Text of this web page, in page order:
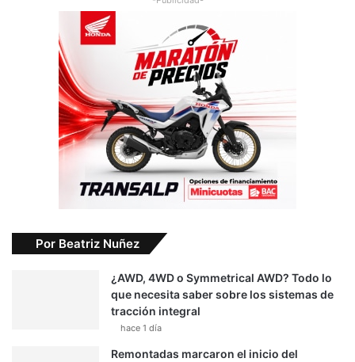
Por Beatriz Nuñez
¿AWD, 4WD o Symmetrical AWD? Todo lo
que necesita saber sobre los sistemas de
tracción integral
hace 1 día
Remontadas marcaron el inicio del